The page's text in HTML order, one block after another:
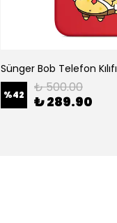
Sünger Bob Telefon Kılıfı
%42 ₺ 500.00
₺ 289.90